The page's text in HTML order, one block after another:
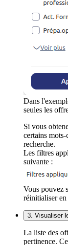
Dans
seules les
Si vous
certains
recherche.
Les filtres
suivante :
Vous pouvez
réinitialiser
3. Visualiser
La liste des
pertinence.